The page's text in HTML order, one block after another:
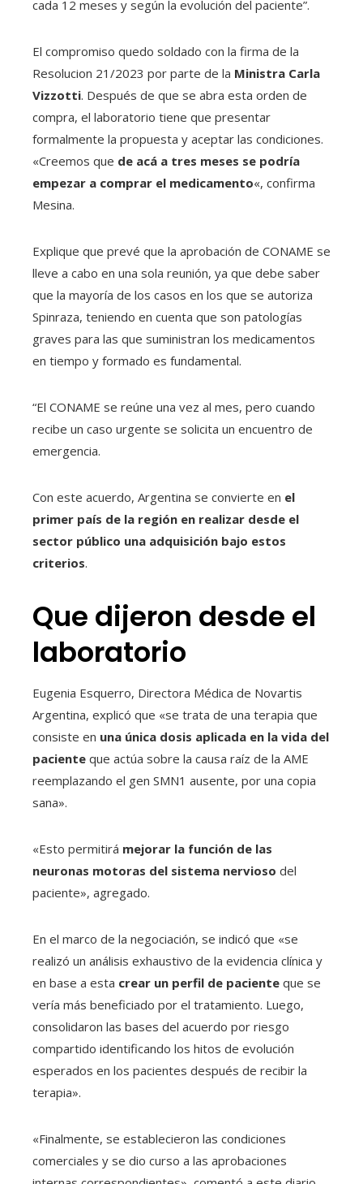
cada 12 meses y según la evolución del paciente”.
El compromiso quedo soldado con la firma de la
Resolucion 21/2023 por parte de la Ministra Carla
Vizzotti. Después de que se abra esta orden de
compra, el laboratorio tiene que presentar
formalmente la propuesta y aceptar las condiciones.
«Creemos que de acá a tres meses se podría
empezar a comprar el medicamento«, confirma
Mesina.
Explique que prevé que la aprobación de CONAME se
lleve a cabo en una sola reunión, ya que debe saber
que la mayoría de los casos en los que se autoriza
Spinraza, teniendo en cuenta que son patologías
graves para las que suministran los medicamentos
en tiempo y formado es fundamental.
“El CONAME se reúne una vez al mes, pero cuando
recibe un caso urgente se solicita un encuentro de
emergencia.
Con este acuerdo, Argentina se convierte en el
primer país de la región en realizar desde el
sector público una adquisición bajo estos
criterios.
Que dijeron desde el
laboratorio
Eugenia Esquerro, Directora Médica de Novartis
Argentina, explicó que «se trata de una terapia que
consiste en una única dosis aplicada en la vida del
paciente que actúa sobre la causa raíz de la AME
reemplazando el gen SMN1 ausente, por una copia
sana».
«Esto permitirá mejorar la función de las
neuronas motoras del sistema nervioso del
paciente», agregado.
En el marco de la negociación, se indicó que «se
realizó un análisis exhaustivo de la evidencia clínica y
en base a esta crear un perfil de paciente que se
vería más beneficiado por el tratamiento. Luego,
consolidaron las bases del acuerdo por riesgo
compartido identificando los hitos de evolución
esperados en los pacientes después de recibir la
terapia».
«Finalmente, se establecieron las condiciones
comerciales y se dio curso a las aprobaciones